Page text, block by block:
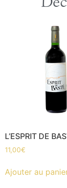
L’ESPRIT DE
11,00€
Ajouter au